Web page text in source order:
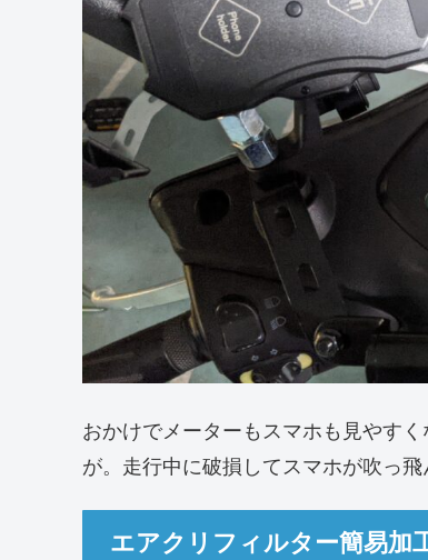
おかけでメーターもスマホも見やす
が。走行中に破損してスマホが吹っ
エアクリフィルター簡易加